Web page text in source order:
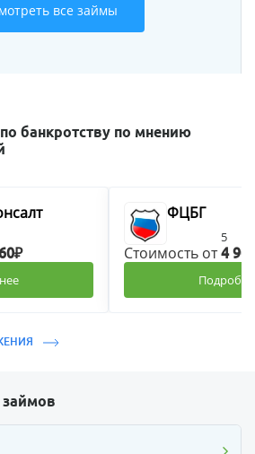
все займы
банкротству по мнению
ФЦБГ
5
Стоимость от4